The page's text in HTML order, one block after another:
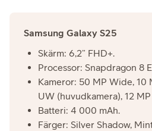
Samsung Galaxy S25
Skärm: 6,2” FHD+.
Processor: Snapdragon 8
Kameror: 50 MP Wide, 10
UW (huvudkamera), 12
Batteri: 4 000 mAh.
Färger: Silver Shadow,